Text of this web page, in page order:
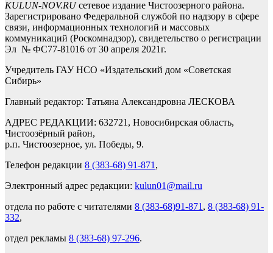
KULUN-NOV.RUсетевое издание Чистоозерного района.
Зарегистрировано Федеральной службой по надзору в сфере
связи, информационных технологий и массовых
коммуникаций (Роскомнадзор), свидетельство о регистрации
Эл № ФС77-81016 от 30 апреля 2021г.
Учредитель ГАУ НСО «Издательский дом «Советская
Сибирь»
Главный редактор: Татьяна Александровна ЛЕСКОВА
АДРЕС РЕДАКЦИИ: 632721, Новосибирская область,
Чистоозёрный район,
р.п. Чистоозерное, ул. Победы, 9.
Телефон редакции 8 (383-68) 91-871 ,
Электронный адрес редакции: kulun01@mail.ru
отдела по работе с читателями 8 (383-68)91-871 , 8 (383-68) 91-
332,
отдел рекламы 8 (383-68) 97-296.